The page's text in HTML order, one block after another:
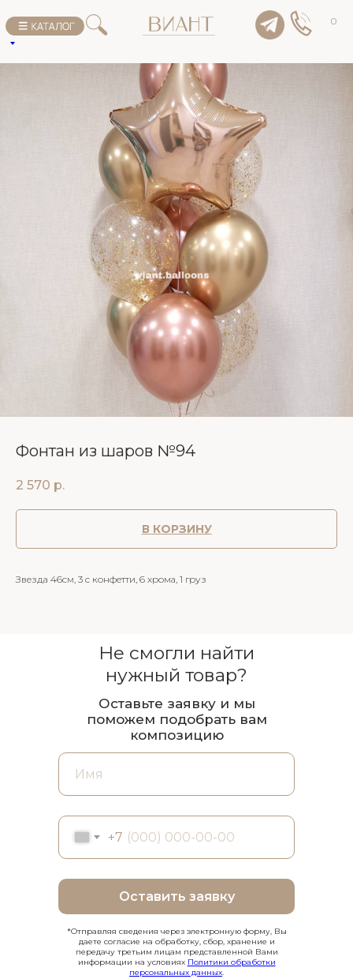
0
Фонтан из шаров №94
2 570 р.
В КОРЗИНУ
Звезда 46см, 3 с конфетти, 6 хрома, 1 груз
+7
Оставить заявку
Не смогли найти
нужный товар?
Оставьте заявку и мы
поможем подобрать вам
композицию
*Отправляя сведения через электронную форму, Вы
даете согласие на обработку, сбор, хранение и
передачу третьим лицам представленной Вами
информации на условиях Политики обработки
персональных данных.